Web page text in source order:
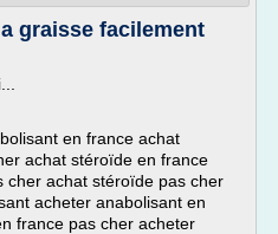
graisse facilement
en france achat
achat stéroïde en france
cher achat stéroïde pas cher
acheter anabolisant en
france pas cher acheter